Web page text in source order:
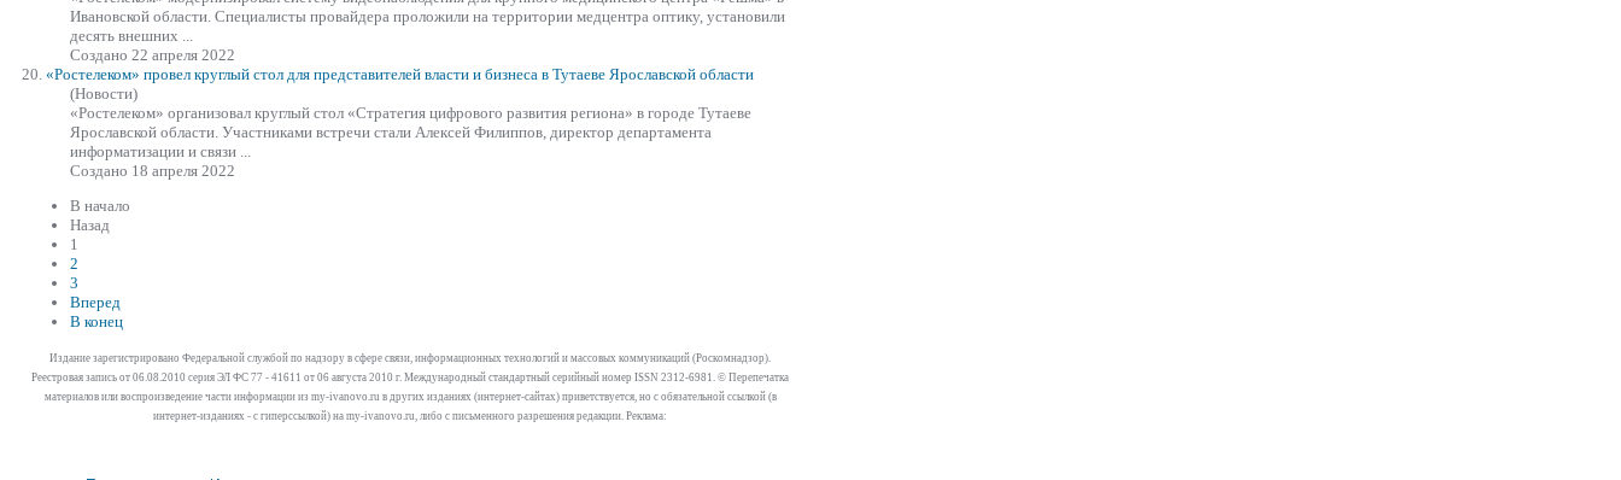
Ивановской области. Специалисты провайдера проложили на территории медцентра оптику, установили
десять внешних ...
Создано 22 апреля 2022
20. «Ростелеком» провел круглый стол для представителей власти и бизнеса в Тутаеве Ярославской области
(Новости)
«Ростелеком» организовал круглый стол «Стратегия цифрового развития региона» в городе Тутаеве
Ярославской области. Участниками встречи стали Алексей Филиппов, директор департамента
информатизации и связи ...
Создано 18 апреля 2022
В начало
Назад
1
2
3
Вперед
В конец
Издание зарегистрировано Федеральной службой по надзору в сфере связи, информационных технологий и массовых коммуникаций (Роскомнадзор).
Реестровая запись от 06.08.2010 серия ЭЛ ФС 77 - 41611 от 06 августа 2010 г. Международный стандартный серийный номер ISSN 2312-6981. © Перепечатка
материалов или воспроизведение части информации из my-ivanovo.ru в других изданиях (интернет-сайтах) приветствуется, но с обязательной ссылкой (в
интернет-изданиях - с гиперссылкой) на my-ivanovo.ru, либо с письменного разрешения редакции. Реклама: